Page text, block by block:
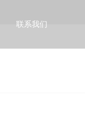
联系我们